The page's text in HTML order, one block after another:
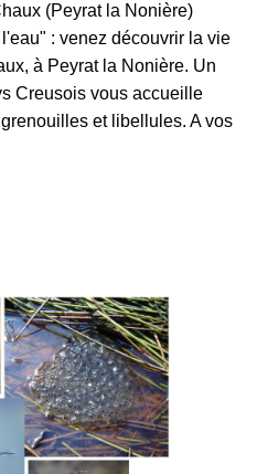
(Peyrat la Nonière)
: venez découvrir la vie
à Peyrat la Nonière. Un
Creusois vous accueille
et libellules. A vos